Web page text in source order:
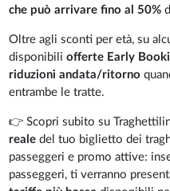
che può arrivare fino al 50%
Oltre agli sconti per età, su
disponibiliofferte Early
riduzioni andata/ritorno
entrambe le tratte.
👉 Scopri subito su
reale del tuo biglietto dei
passeggeri e promo attive:
passeggeri, ti verranno